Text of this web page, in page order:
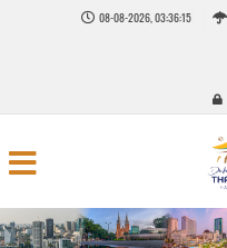
08-08-2026, 03:36:15